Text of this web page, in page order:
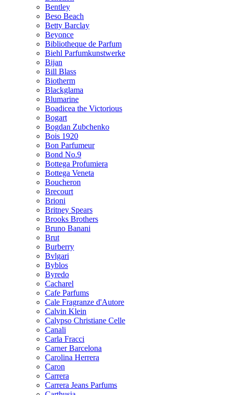
Bentley
Beso Beach
Betty Barclay
Beyonce
Bibliotheque de Parfum
Biehl Parfumkunstwerke
Bijan
Bill Blass
Biotherm
Blackglama
Blumarine
Boadicea the Victorious
Bogart
Bogdan Zubchenko
Bois 1920
Bon Parfumeur
Bond No.9
Bottega Profumiera
Bottega Veneta
Boucheron
Brecourt
Brioni
Britney Spears
Brooks Brothers
Bruno Banani
Brut
Burberry
Bvlgari
Byblos
Byredo
Cacharel
Cafe Parfums
Cale Fragranze d'Autore
Calvin Klein
Calypso Christiane Celle
Canali
Carla Fracci
Carner Barcelona
Carolina Herrera
Caron
Carrera
Carrera Jeans Parfums